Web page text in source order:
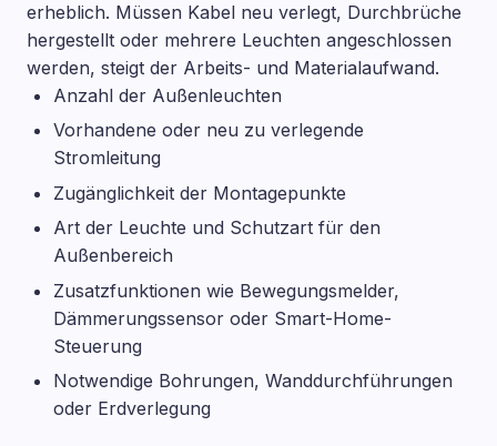
erheblich. Müssen Kabel neu verlegt, Durchbrüche
hergestellt oder mehrere Leuchten angeschlossen
werden, steigt der Arbeits- und Materialaufwand.
Anzahl der Außenleuchten
Vorhandene oder neu zu verlegende
Stromleitung
Zugänglichkeit der Montagepunkte
Art der Leuchte und Schutzart für den
Außenbereich
Zusatzfunktionen wie Bewegungsmelder,
Dämmerungssensor oder Smart-Home-
Steuerung
Notwendige Bohrungen, Wanddurchführungen
oder Erdverlegung